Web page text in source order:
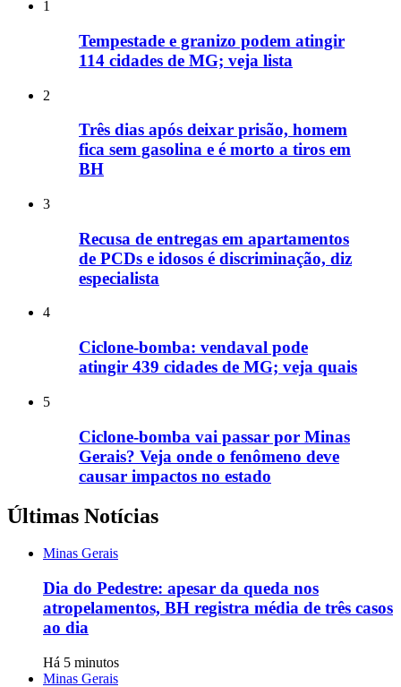
1
Tempestade e granizo podem atingir
114 cidades de MG; veja lista
2
Três dias após deixar prisão, homem
fica sem gasolina e é morto a tiros em
BH
3
Recusa de entregas em apartamentos
de PCDs e idosos é discriminação, diz
especialista
4
Ciclone-bomba: vendaval pode
atingir 439 cidades de MG; veja quais
5
Ciclone-bomba vai passar por Minas
Gerais? Veja onde o fenômeno deve
causar impactos no estado
Últimas Notícias
Minas Gerais
Dia do Pedestre: apesar da queda nos
atropelamentos, BH registra média de três casos
ao dia
Há 5 minutos
Minas Gerais